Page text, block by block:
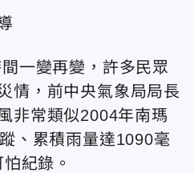
一變再變，許多民眾
情，前中央氣象局局長
非常類似2004年南瑪
、累積雨量達1090毫
紀錄。